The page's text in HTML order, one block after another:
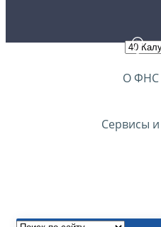
О ФНС
Сервисы и